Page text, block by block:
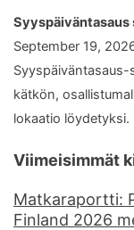
Syyspäiväntasaus
September 19,
Syyspäiväntasaus-
kätkön,
lokaatio löydetyksi.
Viimeisimmät
Matkaraportti:
Finland 2026